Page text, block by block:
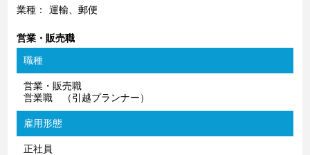
業種： 運輸、郵便
営業・販売職
職種
営業・販売職
営業職 （引越プランナー）
雇用形態
正社員